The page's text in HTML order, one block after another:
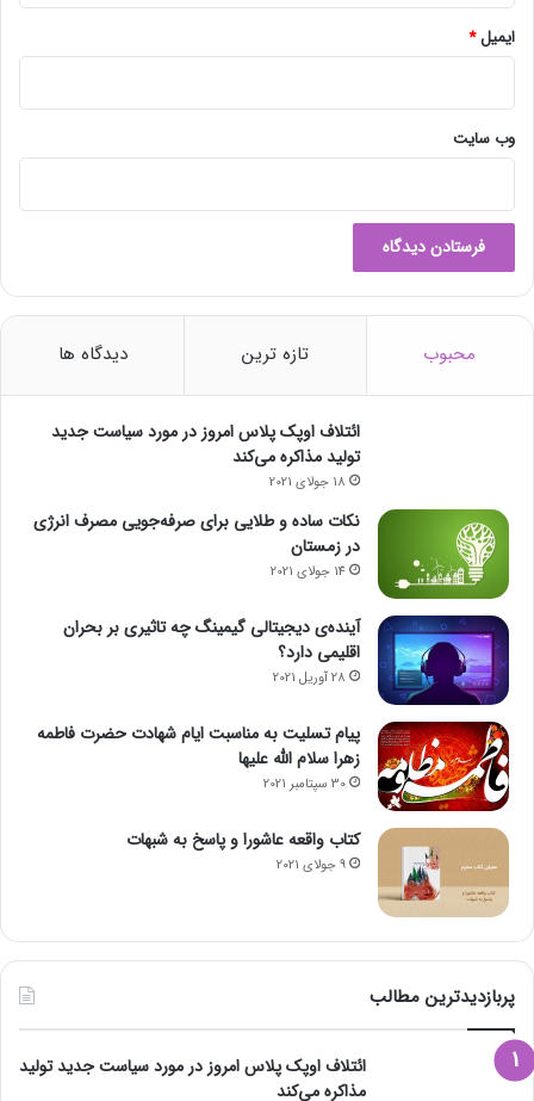
ایمیل*
وب‌ سایت
محبوب تازه ترین دیدگاه ها
ائتلاف اوپک پلاس امروز در مورد سیاست جدید
تولید مذاکره می‌کند
18 جولای 2021
نکات ساده و طلایی برای صرفه‌جویی مصرف انرژی
در زمستان
14 جولای 2021
آینده‌ی دیجیتالی گیمینگ چه تاثیری بر بحران
اقلیمی دارد؟
28 آوریل 2021
پیام تسلیت به مناسبت ایام شهادت حضرت فاطمه
زهرا سلام الله علیها
30 سپتامبر 2021
کتاب واقعه عاشورا و پاسخ به شبهات
9 جولای 2021
پربازدیدترین مطالب
ائتلاف اوپک پلاس امروز در مورد سیاست جدید تولید
مذاکره می‌کند